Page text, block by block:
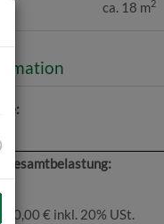
ca. 18 m2
Gesamtbelastung:
240,00 € inkl. 20% USt.